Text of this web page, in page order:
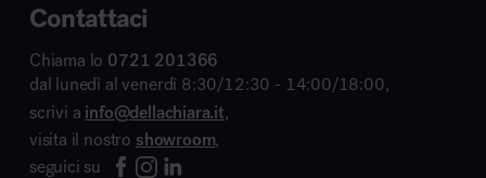
Contattaci
Chiama lo 0721 201366
dal lunedì al venerdì 8:30/12:30 - 14:00/18:00,
scrivi a info@dellachiara.it,
visita il nostro showroom,
seguici su